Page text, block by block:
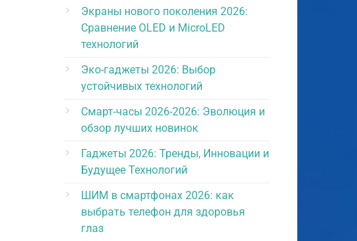
Экраны нового поколения 2026:
Сравнение OLED и MicroLED
технологий
Эко-гаджеты 2026: Выбор
устойчивых технологий
Смарт-часы 2026-2026: Эволюция и
обзор лучших новинок
Гаджеты 2026: Тренды, Инновации и
Будущее Технологий
ШИМ в смартфонах 2026: как
выбрать телефон для здоровья
глаз